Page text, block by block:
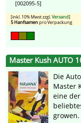
[002095-5]
[inkl. 10% Mwst zzgl.Versand]
5 Hanfsamenpro Verpackung
Master Kush AUTO
Die
Master
eine